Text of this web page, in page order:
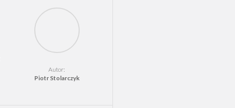
Autor:
Piotr Stolarczyk